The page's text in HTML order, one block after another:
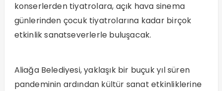
konserlerden tiyatrolara, açık hava sinema
günlerinden çocuk tiyatrolarına kadar birçok
etkinlik sanatseverlerle buluşacak.
Aliağa Belediyesi, yaklaşık bir buçuk yıl süren
pandeminin ardından kültür sanat etkinliklerine